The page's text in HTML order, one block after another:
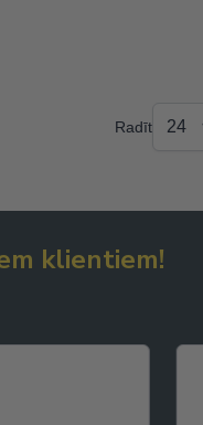
Radīt
klientiem!